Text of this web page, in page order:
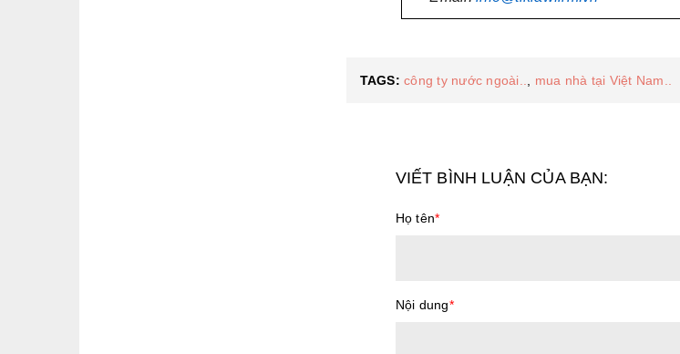
TAGS: công ty nước ngoài.. mua nhà tại Việt Nam..
VIẾT BÌNH LUẬN CỦA BẠN:
Họ tên*
Nội dung*